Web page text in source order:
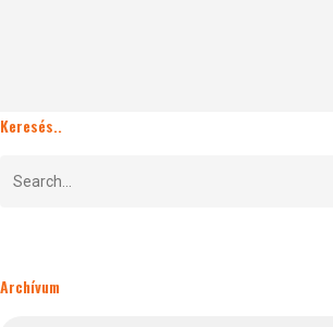
Keresés..
Archívum